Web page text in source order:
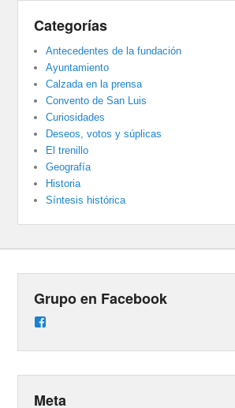
Categorías
Antecedentes de la fundación
Ayuntamiento
Calzada en la prensa
Convento de San Luis
Curiosidades
Deseos, votos y súplicas
El trenillo
Geografía
Historia
Síntesis histórica
Grupo en Facebook
en
Meta